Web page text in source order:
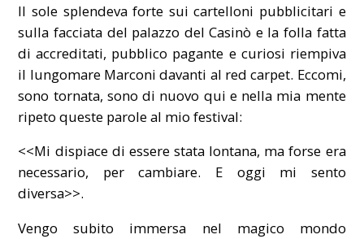
Il sole splendeva forte sui cartelloni pubblicitari e
sulla facciata del palazzo del Casinò e la folla fatta
di accreditati, pubblico pagante e curiosi riempiva
il lungomare Marconi davanti al red carpet. Eccomi,
sono tornata, sono di nuovo qui e nella mia mente
ripeto queste parole al mio festival:
<<Mi dispiace di essere stata lontana, ma forse era
necessario, per cambiare. E oggi mi sento
diversa>>.
Vengo subito immersa nel magico mondo